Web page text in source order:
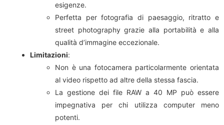
esigenze.
Perfetta per fotografia di paesaggio, ritratto e
street photography grazie alla portabilità e alla
qualità d’immagine eccezionale.
Limitazioni:
Non è una fotocamera particolarmente orientata
al video rispetto ad altre della stessa fascia.
La gestione dei file RAW a 40 MP può essere
impegnativa per chi utilizza computer meno
potenti.